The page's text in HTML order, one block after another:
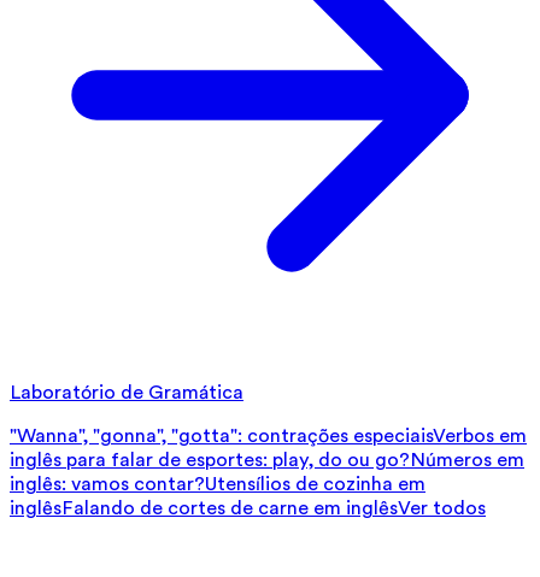
Laboratório de Gramática
"Wanna", "gonna", "gotta": contrações especiaisVerbos em
inglês para falar de esportes: play, do ou go?Números em
inglês: vamos contar?Utensílios de cozinha em
inglêsFalando de cortes de carne em inglêsVer todos